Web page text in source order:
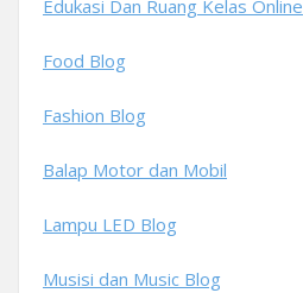
Edukasi Dan Ruang Kelas Online
Food Blog
Fashion Blog
Balap Motor dan Mobil
Lampu LED Blog
Musisi dan Music Blog